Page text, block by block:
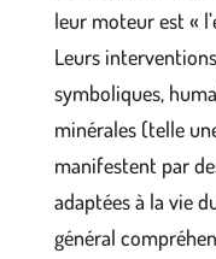
leur moteur est «
Leurs
symboliques,
minérales (telle
manifestent par
adaptées à la vie
général